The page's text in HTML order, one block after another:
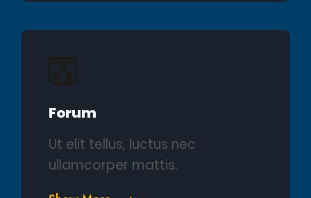
Forum
Ut elit tellus, luctus nec
ullamcorper mattis.